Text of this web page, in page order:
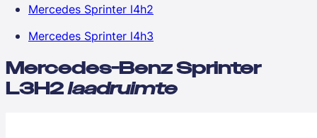
Mercedes Sprinter l4h2
Mercedes Sprinter l4h3
Mercedes-Benz Sprinter
L3H2laadruimte